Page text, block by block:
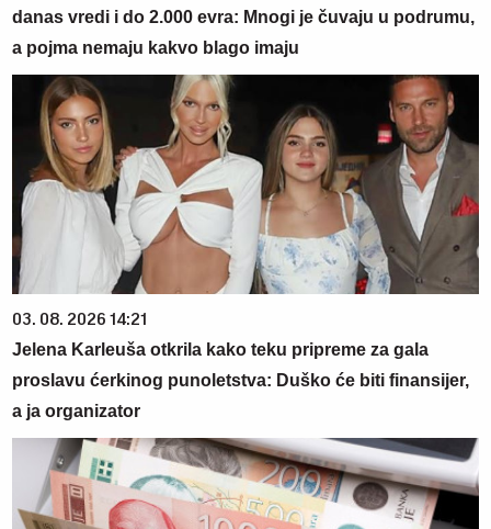
danas vredi i do 2.000 evra: Mnogi je čuvaju u podrumu,
a pojma nemaju kakvo blago imaju
03. 08. 2026 14:21
Jelena Karleuša otkrila kako teku pripreme za gala
proslavu ćerkinog punoletstva: Duško će biti finansijer,
a ja organizator